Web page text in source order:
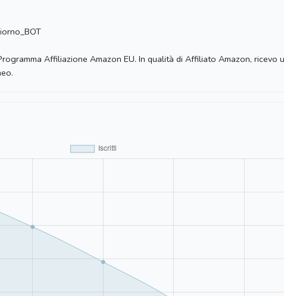
Affiliazione Amazon EU. In qualità di Affiliato Amazon, ricevo